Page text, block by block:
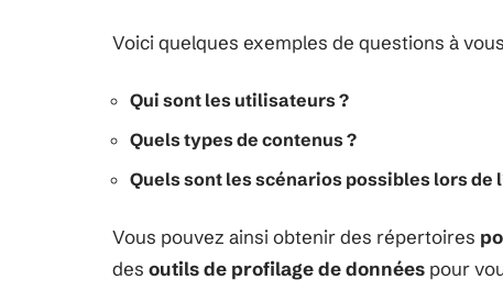
Voici quelques exemples de questions à
Qui sont les utilisateurs ?
Quels types de contenus ?
Quels sont les scénarios possibles lors de
Vous pouvez ainsi obtenir des répertoires
des outils de profilage de données pour